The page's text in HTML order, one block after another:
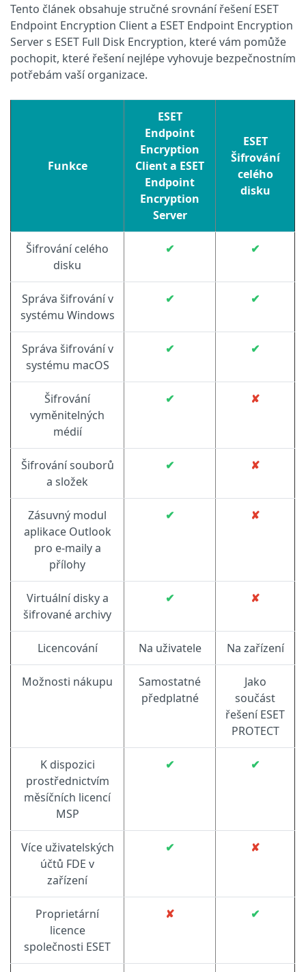
Tento článek obsahuje stručné srovnání řešení ESET
Endpoint Encryption Client a ESET Endpoint Encryption
Server s ESET Full Disk Encryption, které vám pomůže
pochopit, které řešení nejlépe vyhovuje bezpečnostním
potřebám vaší organizace.
Funkce
ESET
Endpoint
Encryption
Client a ESET
Endpoint
Encryption
Server
ESET
Šifrování
celého
disku
Šifrování celého
disku
✔ ✔
Správa šifrování v
systému Windows
✔ ✔
Správa šifrování v
systému macOS
✔ ✔
Šifrování
vyměnitelných
médií
✔ ✘
Šifrování souborů
a složek
✔ ✘
Zásuvný modul
aplikace Outlook
pro e-maily a
přílohy
✔ ✘
Virtuální disky a
šifrované archivy
✔ ✘
Licencování Na uživatele Na zařízení
Možnosti nákupu
Samostatné
předplatné
Jako
součást
řešení ESET
PROTECT
K dispozici
prostřednictvím
měsíčních licencí
MSP
✔ ✔
Více uživatelských
účtů FDE v
zařízení
✔ ✘
Proprietární
licence
společnosti ESET
✘ ✔